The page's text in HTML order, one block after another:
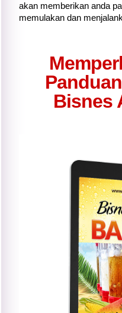
akan memberikan anda
memulakan dan
Bisnes